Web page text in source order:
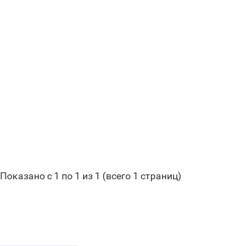
Показано с 1 по 1 из 1 (всего 1 страниц)